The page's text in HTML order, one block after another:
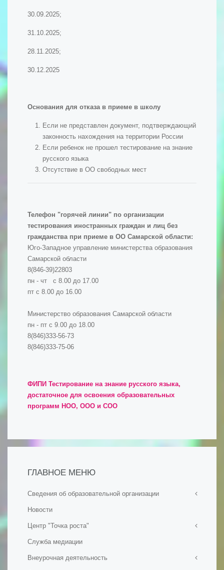
30.09.2025;
31.10.2025;
28.11.2025;
30.12.2025
Основания для отказа в приеме в школу
Если не представлен документ, подтверждающий
законность нахождения на территории России
Если ребенок не прошел тестирование на знание
русского языка
Отсутствие в ОО свободных мест
Телефон "горячей линии" по организации
тестирования иностранных граждан и лиц без
гражданства при приеме в ОО Самарской области:
Юго-Западное управление министерства образования
Самарской области
8(846-39)22803
пн - чт с 8.00 до 17.00
пт с 8.00 до 16.00
Министерство образования Самарской области
пн - пт с 9.00 до 18.00
8(846)333-56-73
8(846)333-75-06
ФИПИ Тестирование на знание русского языка,
достаточное для освоения образовательных
программ НОО, ООО и СОО
ГЛАВНОЕ МЕНЮ
Сведения об образовательной организации
- Основные сведения
- Структура и органы управления образовательной
- Образование
Новости
Центр "Точка роста"
Общая информация о центре "Точка роста"
Документы
Служба медиации
Внеурочная деятельность